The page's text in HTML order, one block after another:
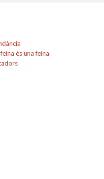
és una feina